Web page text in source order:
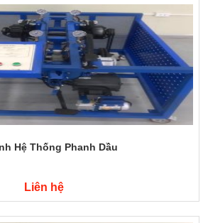
Hệ Thống Phanh Dầu
Liên hệ